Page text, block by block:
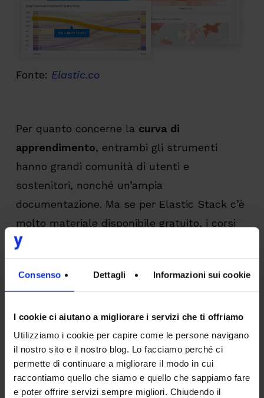
Consenso Dettagli Informazioni sui cookie
I cookie ci aiutano a migliorare i servizi che ti offriamo
Utilizziamo i cookie per capire come le persone navigano
il nostro sito e il nostro blog. Lo facciamo perché ci
permette di continuare a migliorare il modo in cui
raccontiamo quello che siamo e quello che sappiamo fare
e poter offrire servizi sempre migliori. Chiudendo il
Fonte: Elastic.co
Per quanto concerne la curva di
apprendimento, entrambi gli strumenti
hanno grandi comunità di utenti e
sostenitori, nonché un’ampia
documentazione. Ma se per Elastic Stack c’è
molto materiale disponibile gratuito, i corsi
didattici Splunk sono piuttosto costosi.
Elastic Stack è uno strumento open source,
disponibile gratuitamente per le funzionalità
proprietario con uncosto di licenza (dopo 15
giorni di prova gratuita) che aumenta con
l’incremento dei dati generati.
Oltre a queste differenze, Elastic Stack